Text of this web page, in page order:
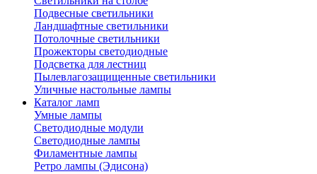
Подвесные светильники
Ландшафтные светильники
Потолочные светильники
Прожекторы светодиодные
Подсветка для лестниц
Пылевлагозащищенные светильники
Уличные настольные лампы
Каталог ламп
Умные лампы
Светодиодные модули
Светодиодные лампы
Филаментные лампы
Ретро лампы (Эдисона)